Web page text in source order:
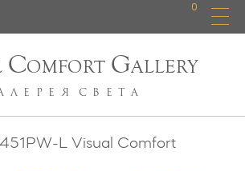
0
COMFORT GALLERY
СВЕТА
L Visual Comfort